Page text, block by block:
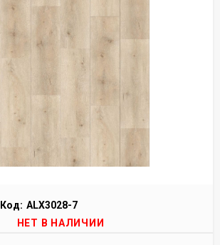
Код: ALX3028-7
НЕТ В НАЛИЧИИ